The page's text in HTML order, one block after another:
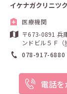
イケナガクリニツク
医療機関
〒673-0891 兵
ンドビル５Ｆ（
078-917-6880
電話を